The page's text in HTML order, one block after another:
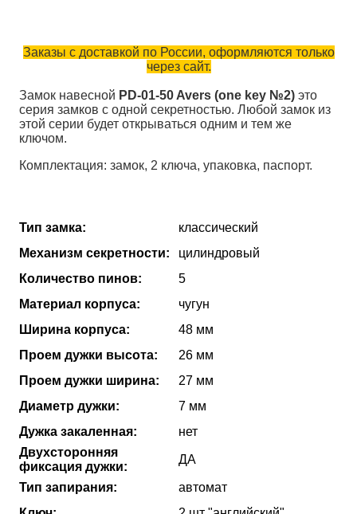
Заказы с доставкой по России, оформляются только
через сайт.
Замок навесной PD-01-50 Avers (one key №2) это
серия замков с одной секретностью. Любой замок из
этой серии будет открываться одним и тем же
ключом.
Комплектация: замок, 2 ключа, упаковка, паспорт.
Тип замка:
классический
Механизм секретности:
цилиндровый
Количество пинов:
5
Материал корпуса:
чугун
Ширина корпуса:
48 мм
Проем дужки высота:
26 мм
Проем дужки ширина:
27 мм
Диаметр дужки:
7 мм
Дужка закаленная:
нет
Двухсторонняя
фиксация дужки:
ДА
Тип запирания:
автомат